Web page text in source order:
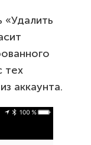
тех
аккаунта.